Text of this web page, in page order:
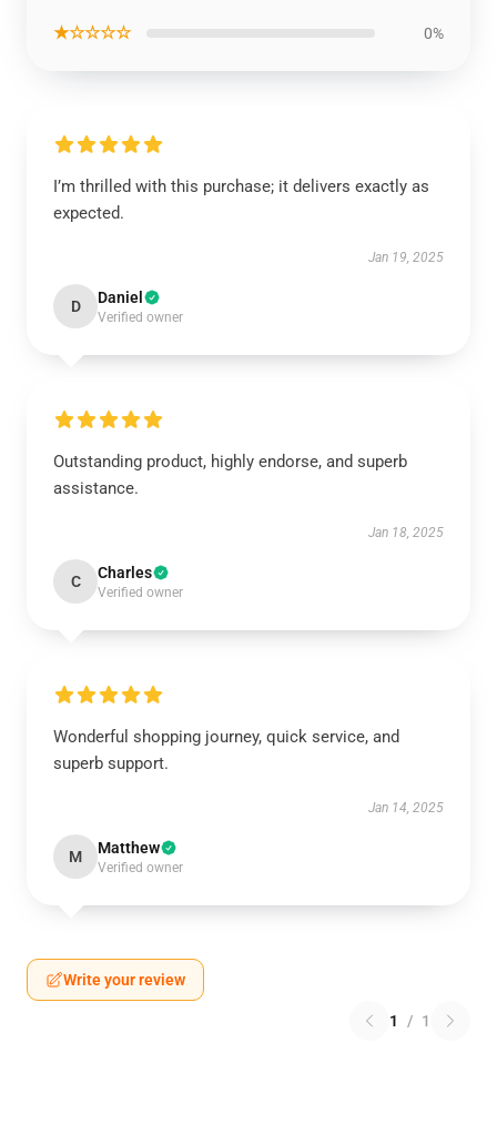
★☆☆☆☆ 0%
I’m thrilled with this purchase; it delivers exactly as
expected.
Jan 19, 2025
D Daniel
Verified owner
Outstanding product, highly endorse, and superb
assistance.
Jan 18, 2025
C Charles
Verified owner
Wonderful shopping journey, quick service, and
superb support.
Jan 14, 2025
M Matthew
Verified owner
Write your review
1 / 1